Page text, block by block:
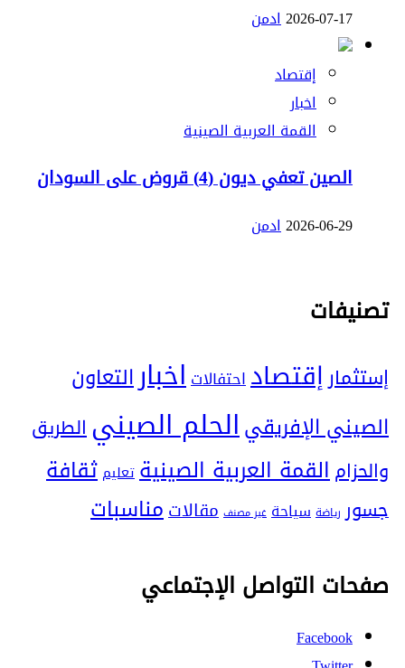
2026-07-17ادمن
إقتصاد
اخبار
القمة العربية الصينية
الصين تعفي ديون (4) قروض على السودان
2026-06-29ادمن
تصنيفات
إستثمارإقتصاداحتفالاتاخبارالتعاون
الصيني الإفريقيالحلم الصينيالطريق
والحزامالقمة العربية الصينيةتعليم ثقافة
جسور رياضة سياحة غير مصنف مقالاتمناسبات
صفحات التواصل الإجتماعي
Facebook